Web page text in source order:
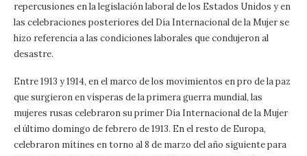
repercusiones en la legislación laboral de los Estados Unidos y en
las celebraciones posteriores del Día Internacional de la Mujer se
hizo referencia a las condiciones laborales que condujeron al
desastre.
Entre 1913 y 1914, en el marco de los movimientos en pro de la paz
que surgieron en vísperas de la primera guerra mundial, las
mujeres rusas celebraron su primer Día Internacional de la Mujer
el último domingo de febrero de 1913. En el resto de Europa,
celebraron mítines en torno al 8 de marzo del año siguiente para